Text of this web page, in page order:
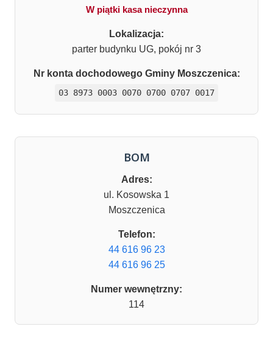
W piątki kasa nieczynna
Lokalizacja:
parter budynku UG, pokój nr 3
Nr konta dochodowego Gminy Moszczenica:
03 8973 0003 0070 0700 0707 0017
BOM
Adres:
ul. Kosowska 1
Moszczenica
Telefon:
44 616 96 23
44 616 96 25
Numer wewnętrzny:
114